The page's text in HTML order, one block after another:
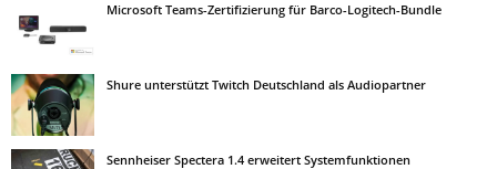
Microsoft Teams-Zertifizierung für Barco-Logitech-Bundle
Shure unterstützt Twitch Deutschland als Audiopartner
Sennheiser Spectera 1.4 erweitert Systemfunktionen